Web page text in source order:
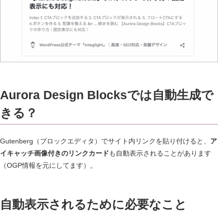
Aurora Design Blocksでは自動生成で
きる？
Gutenberg（ブロックエディタ）でサイト内リンクを貼り付けると、 ア
イキャッチ画像付きのリンクカードも自動表示されることがあります
（OGP情報を元にしてます）。
自動表示されるために必要なこと